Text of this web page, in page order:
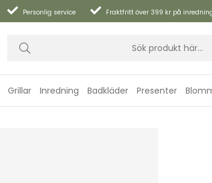
Personlig service Fraktfritt över 399 kr på
Grillar Inredning Badkläder Presenter